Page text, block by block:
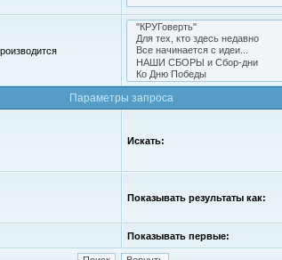
Параметры запроса
Искать:
Показывать результаты как:
Показывать первые: